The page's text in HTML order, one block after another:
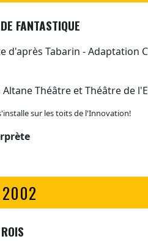
FANTASTIQUE
d'après Tabarin - Adaptation
Théâtre et Théâtre de
sur les toits de l'Innovation!